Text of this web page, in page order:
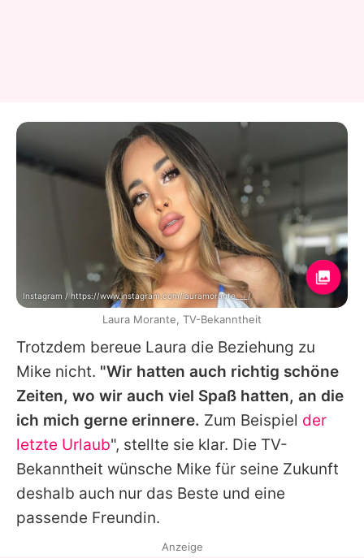
Trotzdem bereue Laura die Beziehung zu
Mike nicht. "Wir hatten auch richtig schöne
Zeiten, wo wir auch viel Spaß hatten, an die
ich mich gerne erinnere. Zum Beispiel der
letzte Urlaub", stellte sie klar. Die TV-
Bekanntheit wünsche Mike für seine Zukunft
deshalb auch nur das Beste und eine
passende Freundin.
Instagram / https://www.instagram.com/lauramorante___/
Laura Morante, TV-Bekanntheit
Anzeige